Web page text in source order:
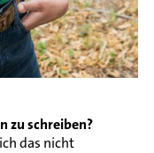
zu schreiben?
das nicht